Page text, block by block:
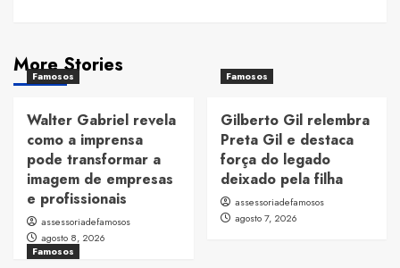
More Stories
Famosos
Walter Gabriel revela
como a imprensa
pode transformar a
imagem de empresas
e profissionais
assessoriadefamosos
agosto 8, 2026
Famosos
Gilberto Gil relembra
Preta Gil e destaca
força do legado
deixado pela filha
assessoriadefamosos
agosto 7, 2026
Famosos